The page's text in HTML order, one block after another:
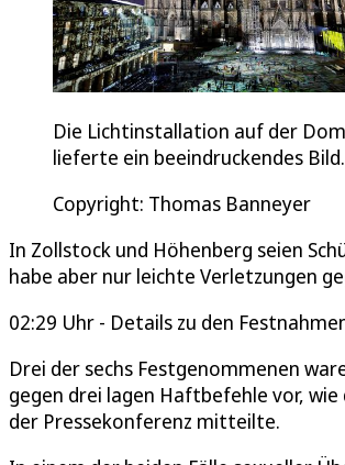
Die Lichtinstallation auf der
lieferte ein beeindruckendes Bild.
Copyright: Thomas Banneyer
In Zollstock und Höhenberg seien
habe aber nur leichte Verletzungen
02:29 Uhr - Details zu den
Drei der sechs Festgenommenen
gegen drei lagen Haftbefehle vor, wie
der Pressekonferenz mitteilte.